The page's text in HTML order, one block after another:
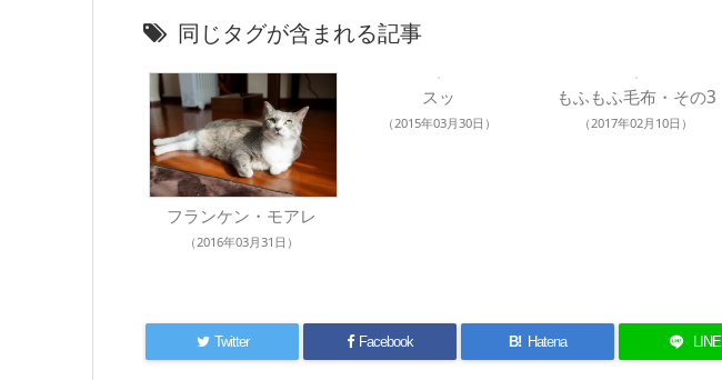
同じタグが含まれる記事
フランケン・モアレ
（2016年03月31日）
スッ
（2015年03月30日）
もふもふ毛布・その3
（2017年02月10日）
Twitter Facebook B! Hatena LINE